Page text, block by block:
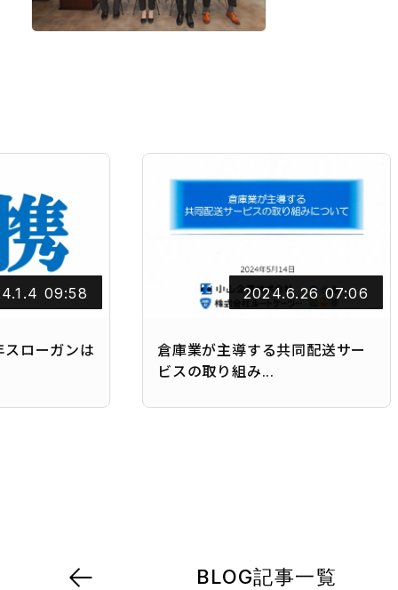
09:58
ローガンは
2024.6.26 07:06
倉庫業が主導する共同配送サー
ビスの取り組み...
BLOG記事一覧